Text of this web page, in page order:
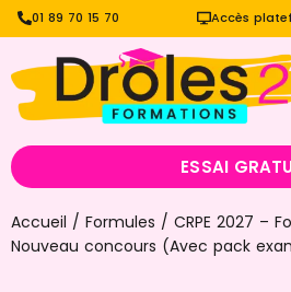
01 89 70 15 70 Accès
ESSAI
Accueil / Formules / CRPE 2027 –
Nouveau concours (Avec pack